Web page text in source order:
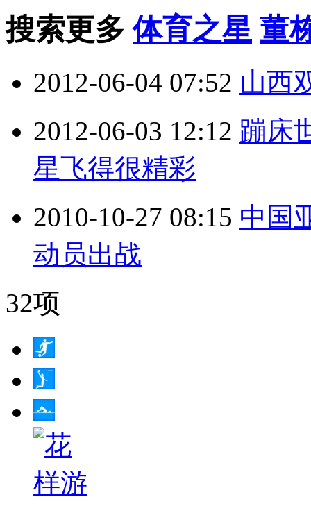
搜索更多体育之星 董
2012-06-04 07:52 山西
2012-06-03 12:12 蹦床
星飞得很精彩
2010-10-27 08:15 中国
动员出战
32项